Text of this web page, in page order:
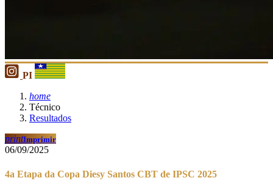
PI
home
Técnico
Resultados
printImprimir
06/09/2025
4a Etapa da Copa Diesy Santos CBT de IPSC 2025